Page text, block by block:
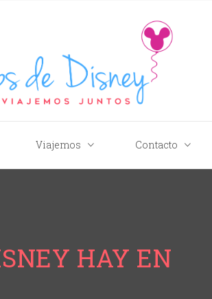
de Disney
Viajemos Contacto
HAY EN